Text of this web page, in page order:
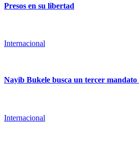
Presos en su libertad
Internacional
Nayib Bukele busca un tercer mandato
Internacional